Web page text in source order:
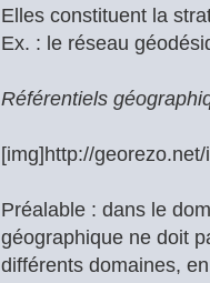
Elles constituent la
Ex. : le réseau
Référentiels
[img]http://
Préalable : dans le
géographique ne doit
différents domaines,